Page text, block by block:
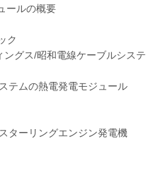
ールの概要
ク
グス/昭和電線ケーブルシステ
テムの熱電発電モジュール
ターリングエンジン発電機